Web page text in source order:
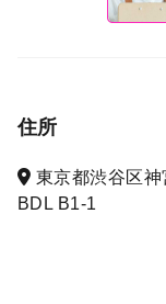
住所
東京都渋谷区
BDL B1-1